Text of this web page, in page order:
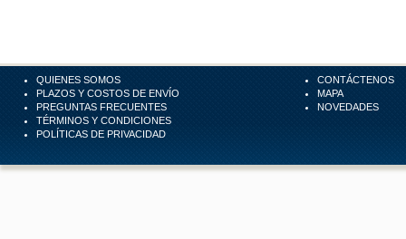
QUIENES SOMOS
PLAZOS Y COSTOS DE ENVÍO
PREGUNTAS FRECUENTES
TÉRMINOS Y CONDICIONES
POLÍTICAS DE PRIVACIDAD
CONTÁCTENOS
MAPA
NOVEDADES